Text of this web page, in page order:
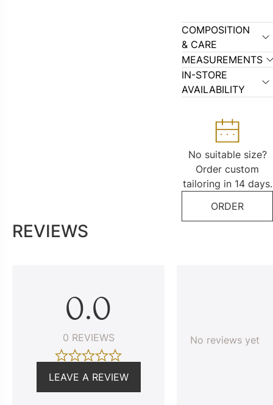
COMPOSITION
& CARE
MEASUREMENTS
IN-STORE
AVAILABILITY
No suitable size?
Order custom
tailoring in 14 days.
ORDER
REVIEWS
0.0
0 REVIEWS
LEAVE A REVIEW
No reviews yet